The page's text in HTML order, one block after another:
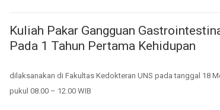
Kuliah Pakar Gangguan
Pada 1 Tahun Pertama Kehidupan
dilaksanakan di Fakultas Kedokteran UNS pada tanggal 18
pukul 08.00 – 12.00 WIB